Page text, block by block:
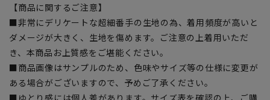
【商品に関するご注意】
■非常にデリケートな超細番手の生地の為、着用頻度が高いと
ダメージが大きく、生地を傷めます。ご注意の上着用いただ
き、本商品お上質感をご堪能ください。
■商品画像はサンプルのため、色味やサイズ等の仕様に変更が
ある場合がございますので、予めご了承ください。
■ゆとり感には個人差があります。サイズ表を確認の上、ご購